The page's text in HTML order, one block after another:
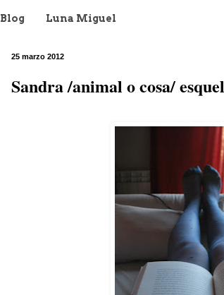
Blog Luna Miguel
25 marzo 2012
Sandra /animal o cosa/